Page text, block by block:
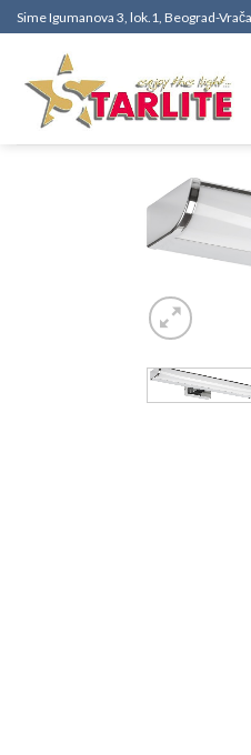
Sime Igumanova 3, lok.1, Beograd-